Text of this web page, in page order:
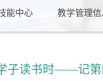
能中心 教学管理
子读书时——记第